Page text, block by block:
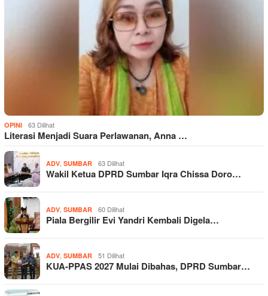
OPINI 63 Dilihat
Literasi Menjadi Suara Perlawanan, Anna …
ADV, SUMBAR 63 Dilihat
Wakil Ketua DPRD Sumbar Iqra Chissa Doro…
ADV, SUMBAR 60 Dilihat
Piala Bergilir Evi Yandri Kembali Digela…
ADV, SUMBAR 51 Dilihat
KUA-PPAS 2027 Mulai Dibahas, DPRD Sumbar…